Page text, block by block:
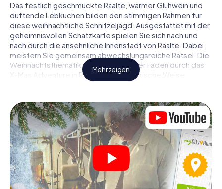
Das festlich geschmückte Raalte, warmer Glühwein und
duftende Lebkuchen bilden den stimmigen Rahmen für
diese weihnachtliche Schnitzeljagd. Ausgestattet mit der
geheimnisvollen Schatzkarte spielen Sie sich nach und
nach durch die ansehnliche Innenstadt von Raalte. Dabei
meistern Sie gemeinsam abwechslungsreiche Rätsel. Die
Weihnachtsthematik zieht sich als roter Faden durch das
X-Mas Adventure in Raalte. Auf spielerische Weise
erfahren Sie faszinierende Anekdoten rund um das
Hinweise richtig zu deuten und anderen Schatzsuchern
stets einen Schritt voraus zu sein?
Der Weihnachtsmarkt von Raalte als
Zwischenstopp
Stellen Sie ein kompetentes Team aus Freunden oder
Familienmitgliedern zusammen und begeben Sie sich
gemeinsam auf eine weihnachtliche Rätseltour durch
Mehr zeigen